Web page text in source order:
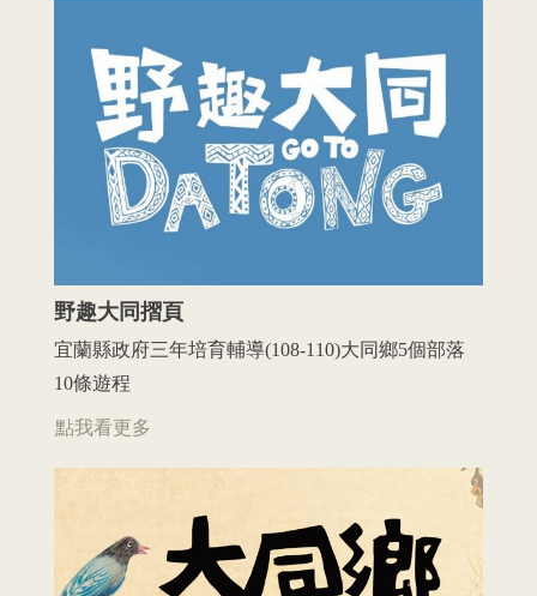
野趣大同摺頁
宜蘭縣政府三年培育輔導(108-110)大同鄉5個部落
10條遊程
點我看更多